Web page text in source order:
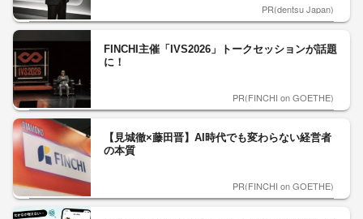
PR(dentsu Japan)
FINCHI主催「IVS2026」トークセッションが話題
に！
PR(FINCHI on GOETHE)
【見城徹×藤田晋】AI時代でも変わらない経営者
の本質
PR(FINCHI on GOETHE)